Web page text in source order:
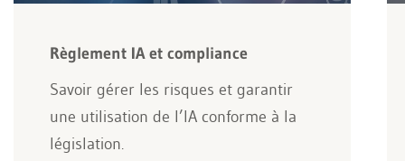
Règlement IA et compliance
Savoir gérer les risques et garantir
une utilisation de l’IA conforme à la
législation.